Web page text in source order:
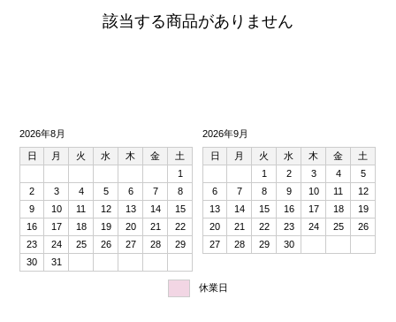
該当する商品がありません
2026年8月
日 月 火 水 木 金
土
1
2
3 4 5 6 7
8
9
10 11 12 13 14
15
16
17 18 19 20 21
22
23
24 25 26 27 28
29
30
31
2026年9月
日 月 火 水 木 金
土
1
2 3 4
5
6
7 8 9 10 11
12
13
14 15 16 17 18
19
20
21 22 23 24 25
26
27
28 29 30
休業日